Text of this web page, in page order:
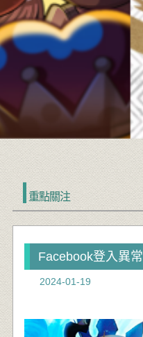
重點關注
Facebook登入異
2024-01-19